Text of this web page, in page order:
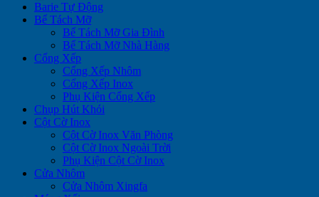
Barie Tự Động
Bể Tách Mỡ
Bể Tách Mỡ Gia Đình
Bể Tách Mỡ Nhà Hàng
Cổng Xếp
Cổng Xếp Nhôm
Cổng Xếp Inox
Phụ Kiện Cổng Xếp
Chụp Hút Khói
Cột Cờ Inox
Cột Cờ Inox Văn Phòng
Cột Cờ Inox Ngoài Trời
Phụ Kiện Cột Cờ Inox
Cửa Nhôm
Cửa Nhôm Xingfa